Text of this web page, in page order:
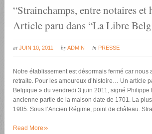
“Strainchamps, entre notaires et
Article paru dans “La Libre
at JUIN 10, 2011 byADMIN in PRESSE
Notre établissement est désormais fermé car nous
retraite. Pour les amoureux d’histoire… Un article
Belgique » du vendredi 3 juin 2011, signé Philippe
ancienne partie de la maison date de 1701. La
1905. Sous l’Ancien Régime, point de château.
Read More»